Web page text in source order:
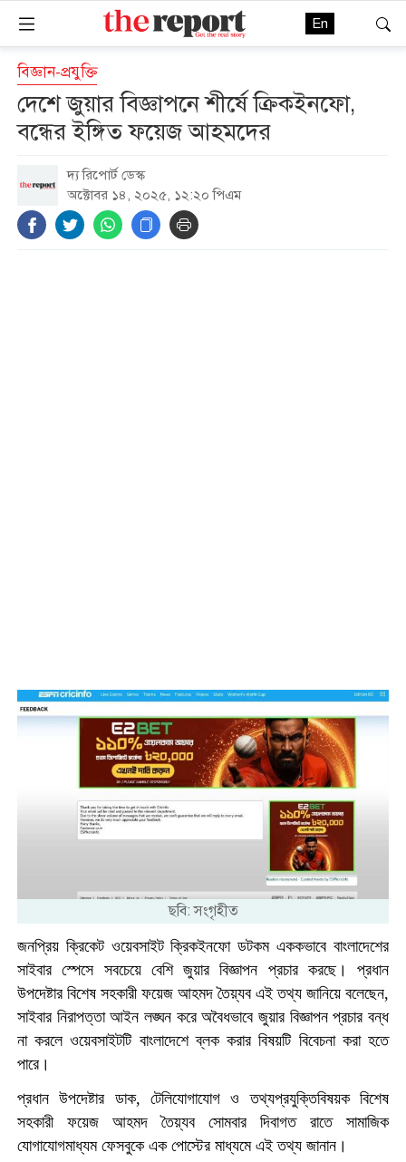
En
বিজ্ঞান-প্রযুক্তি
দেশে জুয়ার বিজ্ঞাপনে শীর্ষে ক্রিকইনফো,
বন্ধের ইঙ্গিত ফয়েজ আহমদের
দ্য রিপোর্ট ডেস্ক
অক্টোবর ১৪, ২০২৫, ১২:২০ পিএম
ছবি: সংগৃহীত
জনপ্রিয় ক্রিকেট ওয়েবসাইট ক্রিকইনফো ডটকম এককভাবে বাংলাদেশের
সাইবার স্পেসে সবচেয়ে বেশি জুয়ার বিজ্ঞাপন প্রচার করছে। প্রধান
উপদেষ্টার বিশেষ সহকারী ফয়েজ আহমদ তৈয়্যব এই তথ্য জানিয়ে বলেছেন,
সাইবার নিরাপত্তা আইন লঙ্ঘন করে অবৈধভাবে জুয়ার বিজ্ঞাপন প্রচার বন্ধ
না করলে ওয়েবসাইটটি বাংলাদেশে ব্লক করার বিষয়টি বিবেচনা করা হতে
পারে।
প্রধান উপদেষ্টার ডাক, টেলিযোগাযোগ ও তথ্যপ্রযুক্তিবিষয়ক বিশেষ
সহকারী ফয়েজ আহমদ তৈয়্যব সোমবার দিবাগত রাতে সামাজিক
যোগাযোগমাধ্যম ফেসবুকে এক পোস্টের মাধ্যমে এই তথ্য জানান।